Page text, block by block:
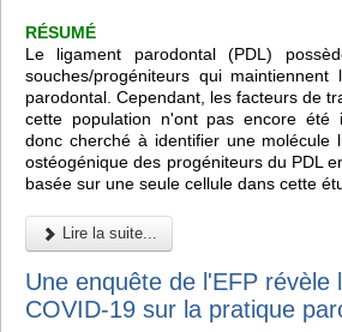
RÉSUMÉ
Le ligament parodontal (PDL)
souches/progéniteurs qui maintiennent
parodontal. Cependant, les facteurs de
cette population n'ont pas encore été
donc cherché à identifier une molécule
ostéogénique des progéniteurs du PDL
basée sur une seule cellule dans cette
Lire la suite...
Une enquête de l'EFP révèle
COVID-19 sur la pratique